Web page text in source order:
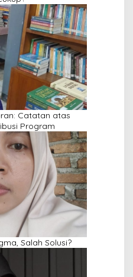
Catatan atas
Program
Salah Solusi?